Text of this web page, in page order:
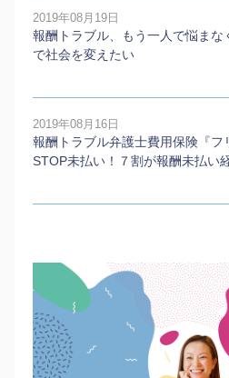
2019年08月19日
報酬トラブル、もう一人で悩ま
で社会を変えたい
2019年08月16日
報酬トラブル弁護士費用保険『フ
STOP未払い！７割が報酬未払い